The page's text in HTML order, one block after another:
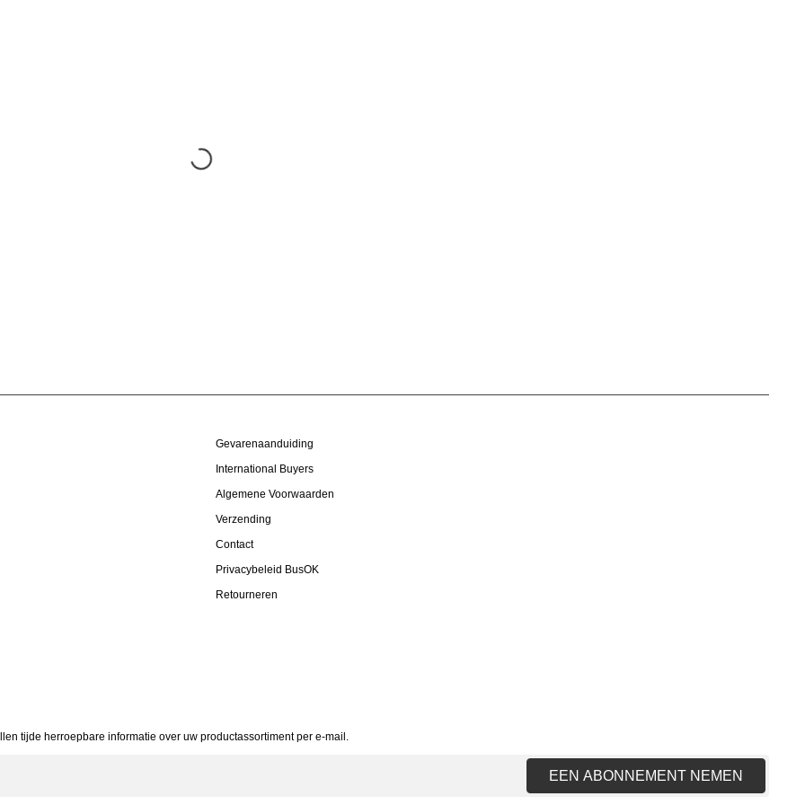
Gevarenaanduiding
International Buyers
Algemene Voorwaarden
Verzending
Contact
Privacybeleid BusOK
Retourneren
tijde herroepbare informatie over uw productassortiment per e-mail.
EEN ABONNEMENT NEMEN